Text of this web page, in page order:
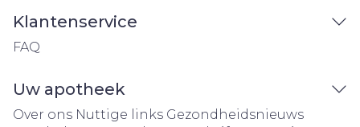
Klantenservice
FAQ
Uw apotheek
Over ons Nuttige links Gezondheidsnieuws